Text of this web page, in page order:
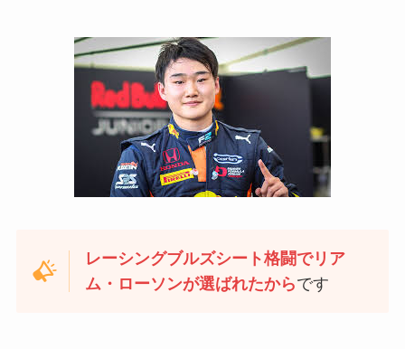
レーシングブルズシート格闘でリア
ム・ローソンが選ばれたからです